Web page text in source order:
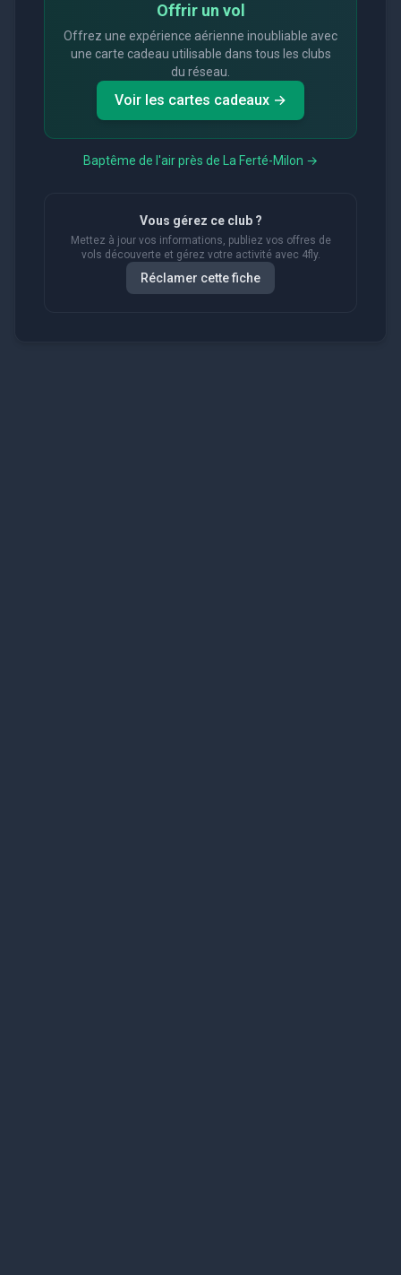
Offrir un vol
Offrez une expérience aérienne inoubliable avec
une carte cadeau utilisable dans tous les clubs
du réseau.
Voir les cartes cadeaux →
Baptême de l'air près de La Ferté-Milon →
Vous gérez ce club ?
Mettez à jour vos informations, publiez vos offres de
vols découverte et gérez votre activité avec 4fly.
Réclamer cette fiche